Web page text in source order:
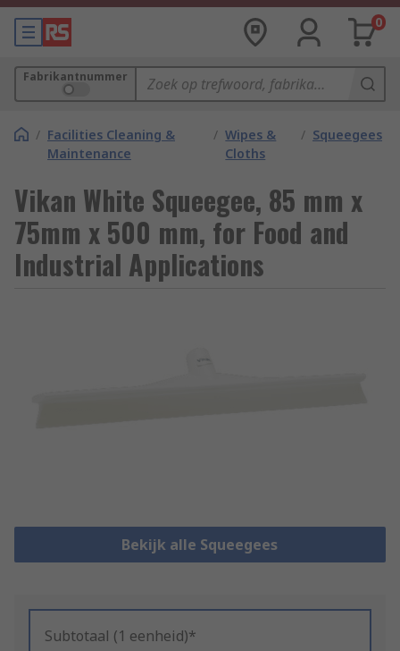
0
Fabrikantnummer
/ Facilities Cleaning &
Maintenance
/ Wipes &
Cloths
/ Squeegees
Vikan White Squeegee, 85 mm x
75mm x 500 mm, for Food and
Industrial Applications
Bekijk alle Squeegees
Subtotaal (1 eenheid)*